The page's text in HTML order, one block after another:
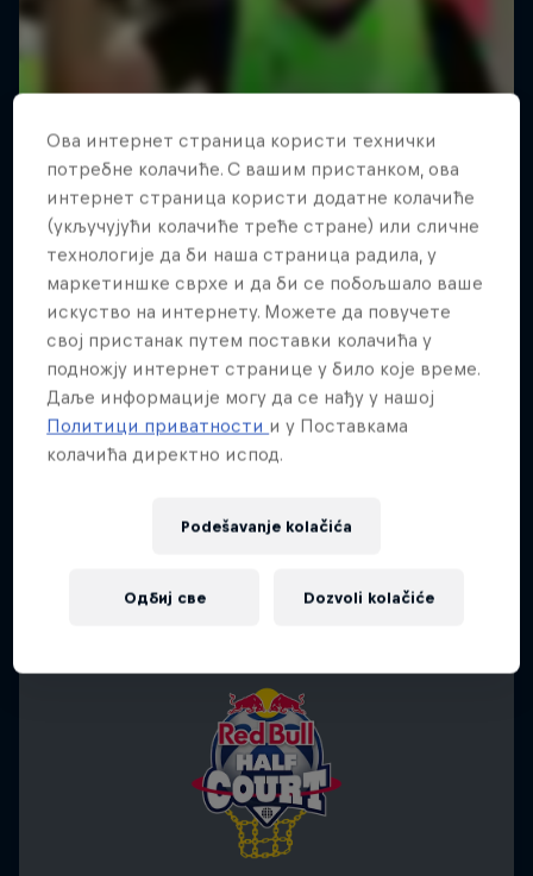
Ова интернет страница користи технички
потребне колачиће. С вашим пристанком, ова
интернет страница користи додатне колачиће
(укључујући колачиће треће стране) или сличне
технологије да би наша страница радила, у
маркетиншке сврхе и да би се побољшало ваше
искуство на интернету. Можете да повучете
свој пристанак путем поставки колачића у
подножју интернет странице у било које време.
Даље информације могу да се нађу у нашој
Политици приватности и у Поставкама
колачића директно испод.
Podešavanje kolačića
Одбиј све Dozvoli kolačiće